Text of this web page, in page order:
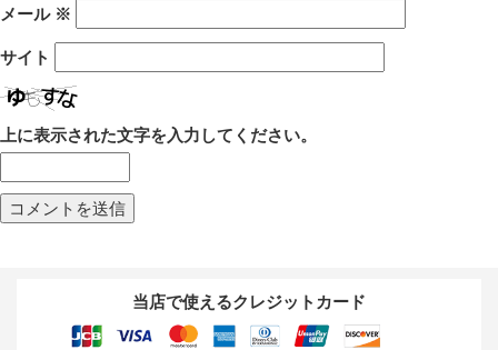
メール ※
サイト
上に表示された文字を入力してください。
当店で使えるクレジットカード